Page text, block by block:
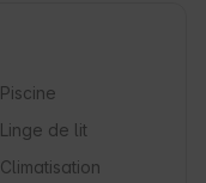
Piscine
Linge de lit
Climatisation